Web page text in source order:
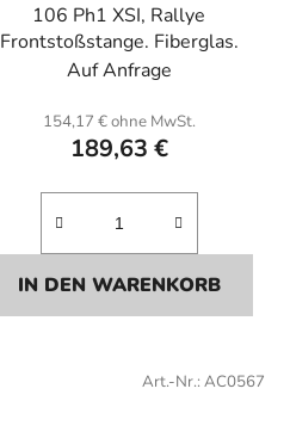
106 Ph1 XSI, Rallye
Frontstoßstange. Fiberglas.
Auf Anfrage
154,17 € ohne MwSt.
189,63 €
IN DEN WARENKORB
Art.-Nr.: AC0567